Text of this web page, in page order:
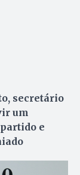
secretário
um
e